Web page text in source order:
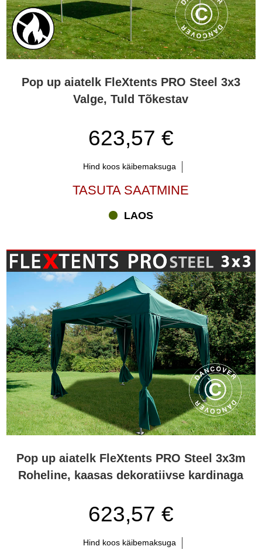
Pop up aiatelk FleXtents PRO Steel 3x3
Valge, Tuld Tõkestav
623,57 €
Hind koos käibemaksuga
TASUTA SAATMINE
LAOS
Pop up aiatelk FleXtents PRO Steel 3x3m
Roheline, kaasas dekoratiivse kardinaga
623,57 €
Hind koos käibemaksuga